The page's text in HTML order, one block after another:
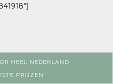
HEEL NEDERLAND
PRIJZEN